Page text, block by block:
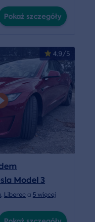
Pokaż szczegóły
4.9/5
Model 3
, Liberec a 5 więcej